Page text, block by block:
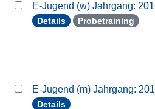
E-Jugend (w) Jahrgang:
Details Probetraining
E-Jugend (m) Jahrgang:
Details